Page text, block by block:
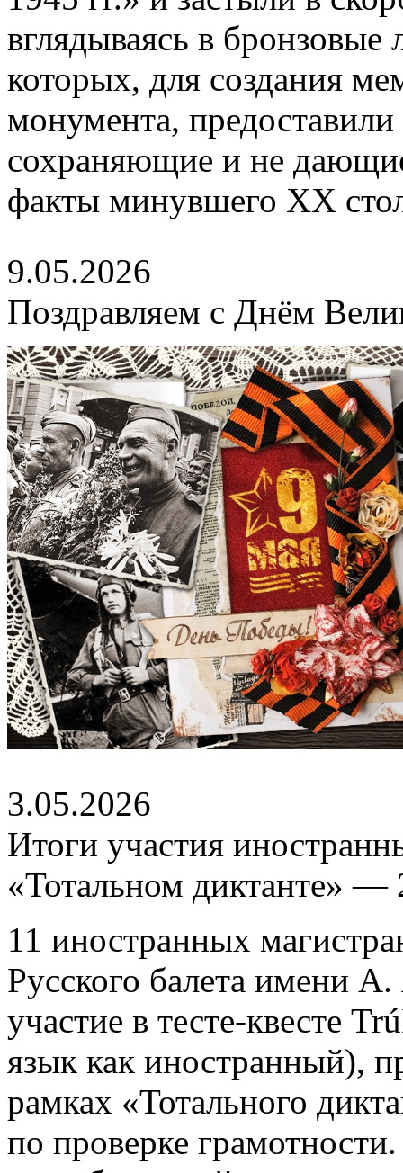
вглядываясь в
которых, для создания
монумента,
сохраняющие и не
факты минувшего XX
9.05.2026
Поздравляем с Днём
3.05.2026
Итоги участия
«Тотальном диктанте» —
11 иностранных
Русского балета имени
участие в тесте-квесте
язык как иностранный),
рамках «Тотального
по проверке